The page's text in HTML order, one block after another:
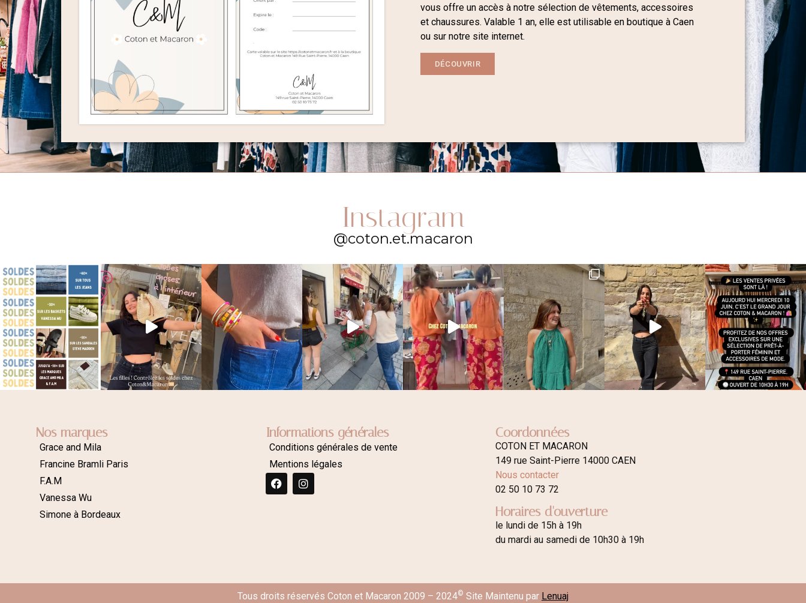
vous offre un accès à notre sélection de vêtements, accessoires
et chaussures. Valable 1 an, elle est utilisable en boutique à Caen
ou sur notre site internet.
DÉCOUVRIR
Instagram
@coton.et.macaron
Nos marques
Grace and Mila
Francine Bramli Paris
F.A.M
Vanessa Wu
Simone à Bordeaux
Informations générales
Conditions générales de vente
Mentions légales
Coordonnées
COTON ET MACARON
149 rue Saint-Pierre 14000 CAEN
Nous contacter
02 50 10 73 72
Horaires d'ouverture
le lundi de 15h à 19h
du mardi au samedi de 10h30 à 19h
Tous droits réservés Coton et Macaron 2009 – 2024© Site Maintenu par Lenuaj